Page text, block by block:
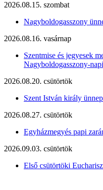
2026.08.15. szombat
Nagyboldogasszony
2026.08.16. vasárnap
Szentmise és jegyesek
Nagyboldogasszony-
2026.08.20. csütörtök
Szent István király
2026.08.27. csütörtök
Egyházmegyés papi
2026.09.03. csütörtök
Első csütörtöki